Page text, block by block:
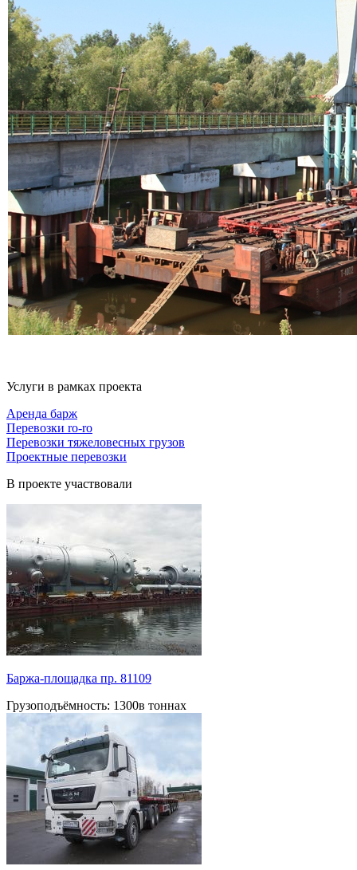
Услуги в рамках проекта
Аренда барж
Перевозки ro-ro
Перевозки тяжеловесных грузов
Проектные перевозки
В проекте участвовали
Баржа-площадка пр. 81109
Грузоподъёмность: 1300в тоннах